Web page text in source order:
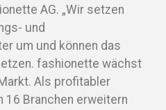
AG. „Wir setzen
und
um und können das
fashionette wächst
Als profitabler
16 Branchen erweitern